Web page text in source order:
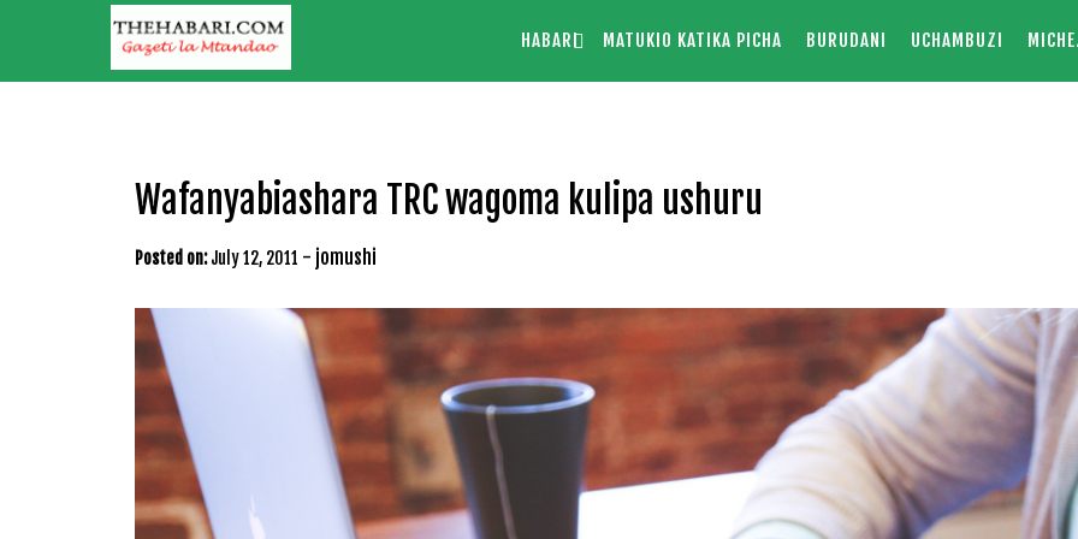
HABARI MATUKIO KATIKA PICHA BURUDANI UCHAMBUZI
Wafanyabiashara TRC wagoma kulipa ushuru
Posted on: July 12, 2011 - jomushi